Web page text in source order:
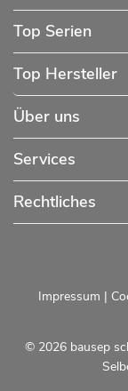
Top Serien
Top Hersteller
Über uns
Services
Rechtliches
© 2026 bausep
Impressum |